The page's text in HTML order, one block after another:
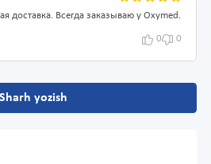
доставка. Всегда заказываю у Oxymed.
0 0
Sharh yozish